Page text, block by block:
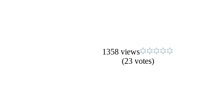
1358 views
(23 votes)